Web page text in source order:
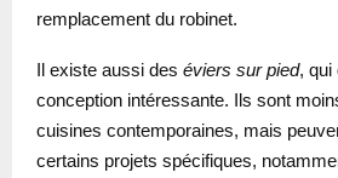
remplacement du robinet.
Il existe aussi des éviers sur pied, qui
conception intéressante. Ils sont
cuisines contemporaines, mais
certains projets spécifiques,